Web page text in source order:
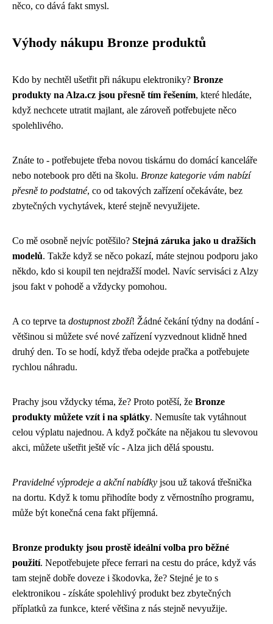
něco, co dává fakt smysl.
Výhody nákupu Bronze produktů
Kdo by nechtěl ušetřit při nákupu elektroniky? Bronze
produkty na Alza.cz jsou přesně tím řešením, které hledáte,
když nechcete utratit majlant, ale zároveň potřebujete něco
spolehlivého.
Znáte to - potřebujete třeba novou tiskárnu do domácí kanceláře
nebo notebook pro děti na školu. Bronze kategorie vám nabízí
přesně to podstatné, co od takových zařízení očekáváte, bez
zbytečných vychytávek, které stejně nevyužijete.
Co mě osobně nejvíc potěšilo? Stejná záruka jako u dražších
modelů. Takže když se něco pokazí, máte stejnou podporu jako
někdo, kdo si koupil ten nejdražší model. Navíc servisáci z Alzy
jsou fakt v pohodě a vždycky pomohou.
A co teprve ta dostupnost zboží! Žádné čekání týdny na dodání -
většinou si můžete své nové zařízení vyzvednout klidně hned
druhý den. To se hodí, když třeba odejde pračka a potřebujete
rychlou náhradu.
Prachy jsou vždycky téma, že? Proto potěší, že Bronze
produkty můžete vzít i na splátky. Nemusíte tak vytáhnout
celou výplatu najednou. A když počkáte na nějakou tu slevovou
akci, můžete ušetřit ještě víc - Alza jich dělá spoustu.
Pravidelné výprodeje a akční nabídky jsou už taková třešnička
na dortu. Když k tomu přihodíte body z věrnostního programu,
může být konečná cena fakt příjemná.
Bronze produkty jsou prostě ideální volba pro běžné
použití. Nepotřebujete přece ferrari na cestu do práce, když vás
tam stejně dobře doveze i škodovka, že? Stejné je to s
elektronikou - získáte spolehlivý produkt bez zbytečných
příplatků za funkce, které většina z nás stejně nevyužije.